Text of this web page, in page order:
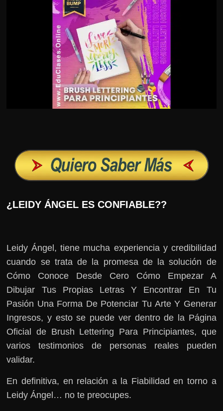
¿LEIDY ÁNGEL ES CONFIABLE??
Leidy Ángel, tiene mucha experiencia y credibilidad
cuando se trata de la promesa de la solución de
Cómo Conoce Desde Cero Cómo Empezar A
Dibujar Tus Propias Letras Y Encontrar En Tu
Pasión Una Forma De Potenciar Tu Arte Y Generar
Ingresos, y esto se puede ver dentro de la Página
Oficial de Brush Lettering Para Principiantes, que
varios testimonios de personas reales pueden
validar.
En definitiva, en relación a la Fiabilidad en torno a
Leidy Ángel… no te preocupes.